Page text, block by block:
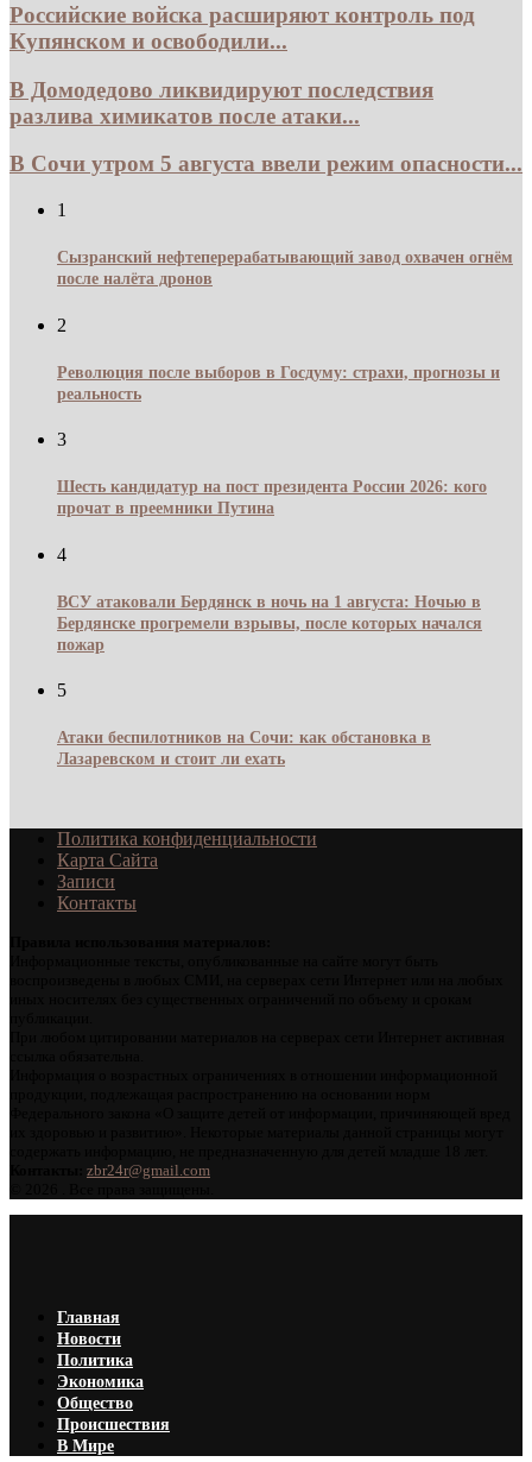
Российские войска расширяют контроль под
Купянском и освободили...
В Домодедово ликвидируют последствия
разлива химикатов после атаки...
В Сочи утром 5 августа ввели режим опасности...
1
Сызранский нефтеперерабатывающий завод охвачен огнём
после налёта дронов
2
Революция после выборов в Госдуму: страхи, прогнозы и
реальность
3
Шесть кандидатур на пост президента России 2026: кого
прочат в преемники Путина
4
ВСУ атаковали Бердянск в ночь на 1 августа: Ночью в
Бердянске прогремели взрывы, после которых начался
пожар
5
Атаки беспилотников на Сочи: как обстановка в
Лазаревском и стоит ли ехать
Политика конфиденциальности
Карта Сайта
Записи
Контакты
zbr24r@gmail.com
Главная
Новости
Политика
Экономика
Общество
Происшествия
В Мире